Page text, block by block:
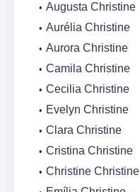
Augusta Christine
Aurélia Christine
Aurora Christine
Camila Christine
Cecilia Christine
Evelyn Christine
Clara Christine
Cristina Christine
Christine Christine